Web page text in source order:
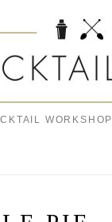
WORKSHOP